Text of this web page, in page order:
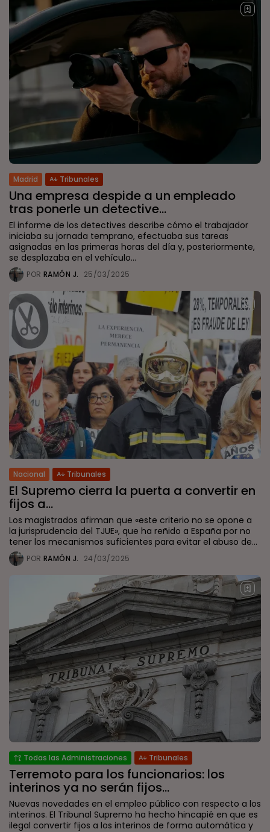
Madrid Tribunales
Una empresa despide a un empleado
tras ponerle un detective...
El informe de los detectives describe cómo el trabajador
iniciaba su jornada temprano, efectuaba sus tareas
asignadas en las primeras horas del día y, posteriormente,
se desplazaba en el vehículo...
POR RAMÓN J. 25/03/2025
Nacional Tribunales
El Supremo cierra la puerta a convertir en
fijos a...
Los magistrados afirman que «este criterio no se opone a
la jurisprudencia del TJUE», que ha reñido a España por no
tener los mecanismos suficientes para evitar el abuso de...
POR RAMÓN J. 24/03/2025
Todas las Administraciones Tribunales
Terremoto para los funcionarios: los
interinos ya no serán fijos...
Nuevas novedades en el empleo público con respecto a los
interinos. El Tribunal Supremo ha hecho hincapié en que es
ilegal convertir fijos a los interinos de forma automática y